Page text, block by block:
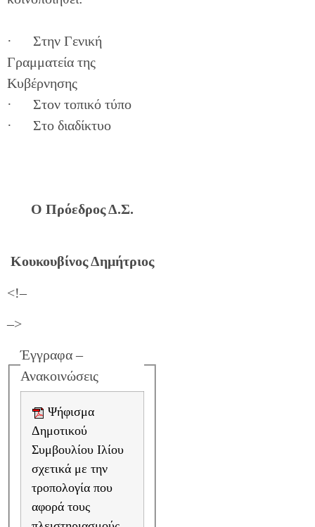
· Στην Γενική
Γραμματεία της
Κυβέρνησης
· Στον τοπικό τύπο
· Στο διαδίκτυο
Ο Πρόεδρος Δ.Σ.
Κουκουβίνος Δημήτριος
<!–
–>
Έγγραφα –
Ανακοινώσεις
Δημοτικού
Συμβουλίου Ιλίου
σχετικά με την
τροπολογία που
αφορά τους